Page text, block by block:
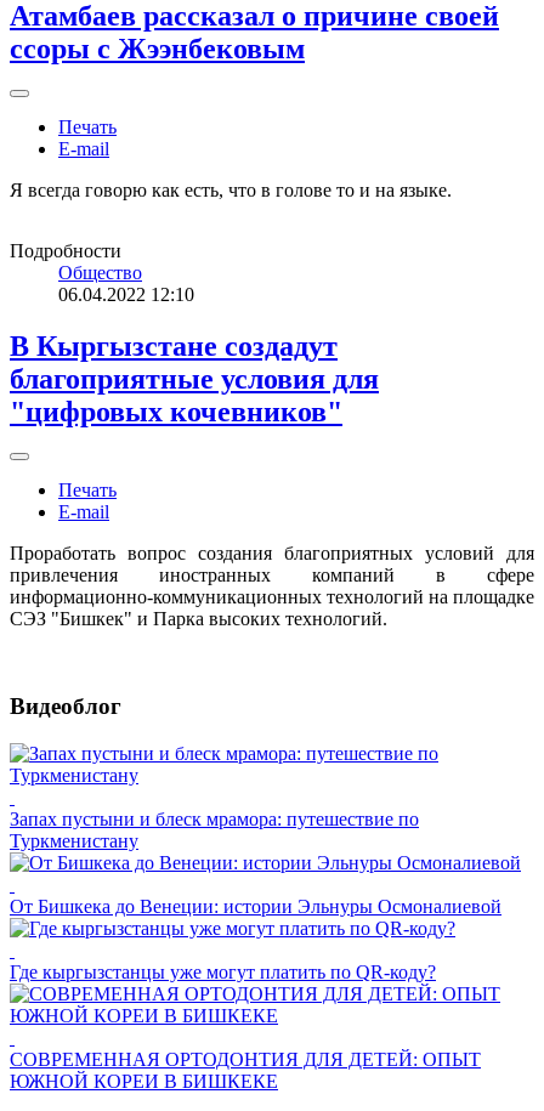
Атамбаев рассказал о причине своей
ссоры с Жээнбековым
Печать
E-mail
Я всегда говорю как есть, что в голове то и на языке.
Подробности
Общество
06.04.2022 12:10
В Кыргызстане создадут
благоприятные условия для
"цифровых кочевников"
Печать
E-mail
Проработать вопрос создания благоприятных условий для
привлечения иностранных компаний в сфере
информационно-коммуникационных технологий на площадке
СЭЗ "Бишкек" и Парка высоких технологий.
Видеоблог
Запах пустыни и блеск мрамора: путешествие по
Туркменистану
От Бишкека до Венеции: истории Эльнуры Осмоналиевой
Где кыргызстанцы уже могут платить по QR-коду?
СОВРЕМЕННАЯ ОРТОДОНТИЯ ДЛЯ ДЕТЕЙ: ОПЫТ
ЮЖНОЙ КОРЕИ В БИШКЕКЕ